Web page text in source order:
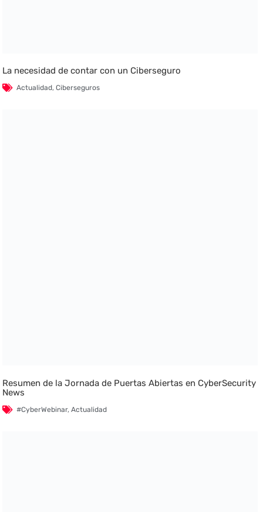
La necesidad de contar con un Ciberseguro
Actualidad,Ciberseguros
Resumen de la Jornada de Puertas Abiertas en CyberSecurity
News
#CyberWebinar,Actualidad